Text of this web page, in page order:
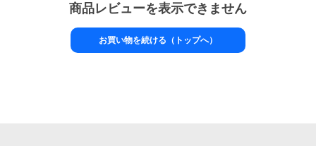
商品レビューを表示できません
お買い物を続ける（トップへ）